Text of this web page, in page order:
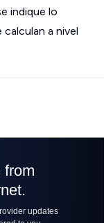
indique lo
a nivel